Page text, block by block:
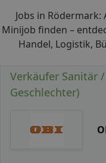
Jobs in
Minijob finden –
Handel, Logistik,
Verkäufer Sanitär
Geschlechter)